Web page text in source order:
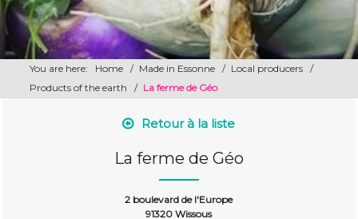
You are here: Home / Made in Essonne / Local producers
/
Products of the earth
/ La ferme de Géo
Retour à la liste
La ferme de Géo
2 boulevard de l'Europe
91320 Wissous